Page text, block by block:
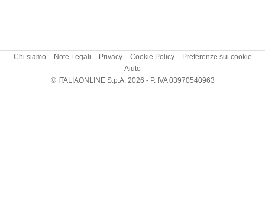
Chi siamo Note Legali Privacy Cookie Policy
Preferenze sui cookie
Aiuto
© ITALIAONLINE S.p.A. 2026 - P. IVA 03970540963